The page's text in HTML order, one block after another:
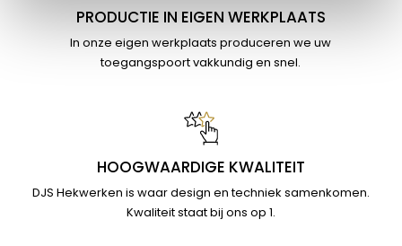
PRODUCTIE IN EIGEN WERKPLAATS
In onze eigen werkplaats produceren we uw
toegangspoort vakkundig en snel.
HOOGWAARDIGE KWALITEIT
DJS Hekwerken is waar design en techniek samenkomen.
Kwaliteit staat bij ons op 1.